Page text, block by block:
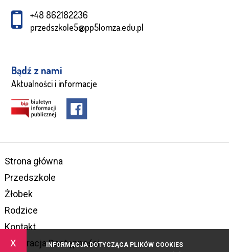
x INFORMACJA DOTYCZĄCA PLIKÓW COOKIES
+48 862182236
przedszkole5@pp5lomza.edu.pl
Bądź z nami
Aktualności i informacje
Strona główna
Przedszkole
Żłobek
Rodzice
Kontakt
Deklaracja Dostępności